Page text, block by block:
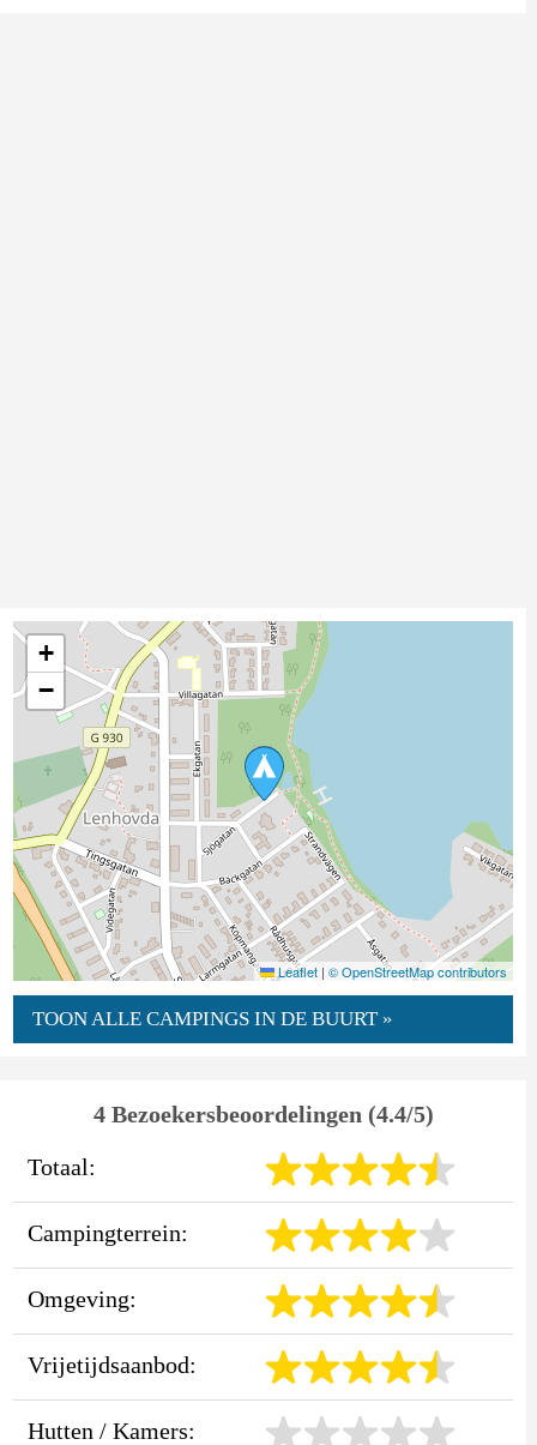
+
−
Leaflet | © OpenStreetMap contributors
TOON ALLE CAMPINGS IN DE BUURT »
4 Bezoekersbeoordelingen (4.4/5)
Totaal:
Campingterrein:
Omgeving:
Vrijetijdsaanbod:
Hutten / Kamers: